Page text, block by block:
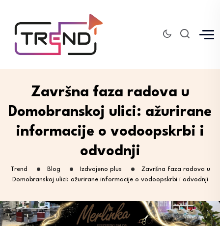
Završna faza radova u
Domobranskoj ulici: ažurirane
informacije o vodoopskrbi i
odvodnji
Trend Blog Izdvojeno plus
Završna faza radova u
Domobranskoj ulici: ažurirane informacije o vodoopskrbi i odvodnji